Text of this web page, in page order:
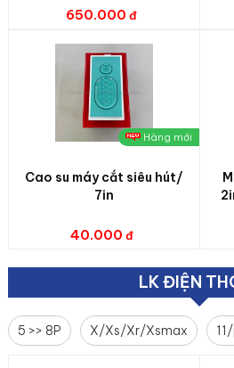
650.000
Hàng mới
Cao su máy cắt siêu hút/
7in
40.000
LK ĐIỆN
5 >> 8P X/Xs/Xr/Xsmax